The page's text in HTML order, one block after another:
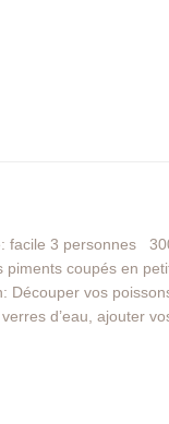
facile 3 personnes
coupés en
Découper vos
d’eau, ajouter